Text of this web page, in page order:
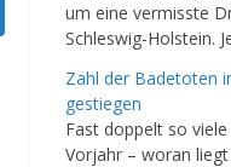
um eine vermisste
Schleswig-Holstein.
Zahl der Badetoten
gestiegen
Fast doppelt so
Vorjahr – woran liegt